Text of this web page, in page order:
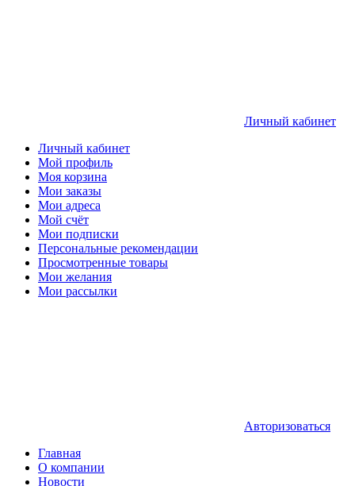
Личный кабинет
Личный кабинет
Мой профиль
Моя корзина
Мои заказы
Мои адреса
Мой счёт
Мои подписки
Персональные рекомендации
Просмотренные товары
Мои желания
Мои рассылки
Авторизоваться
Главная
О компании
Новости